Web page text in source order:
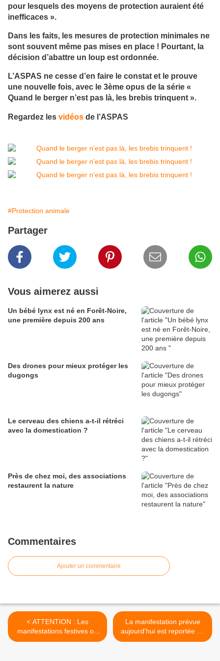
pour lesquels des moyens de protection auraient été
inefficaces ».
Dans les faits, les mesures de protection minimales ne
sont souvent même pas mises en place ! Pourtant, la
décision d’abattre un loup est ordonnée.
L’ASPAS ne cesse d’en faire le constat et le prouve
une nouvelle fois, avec le 3ème opus de la série «
Quand le berger n’est pas là, les brebis trinquent ».
Regardez les vidéos de l’ASPAS
#Protection animale
Partager
Vous aimerez aussi
Un bébé lynx est né en Forêt-Noire,
une première depuis 200 ans
Des drones pour mieux protéger les
dugongs
Le cerveau des chiens a-t-il rétréci
avec la domestication ?
Près de chez moi, des associations
restaurent la nature
Commentaires
Ajouter un commentaire
< ATTENTION : Les
manifestations festives ou
revendicatives sur la voie
La manifestation prévue
aujourd'hui est reportée au
samedi 16 janvier >